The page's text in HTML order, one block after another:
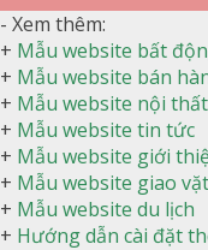
- Xem thêm:
+ Mẫu website bất
+ Mẫu website bán
+ Mẫu website nội thất
+ Mẫu website tin tức
+ Mẫu website giới
+ Mẫu website giao vặt
+ Mẫu website du lịch
+ Hướng dẫn cài đặt